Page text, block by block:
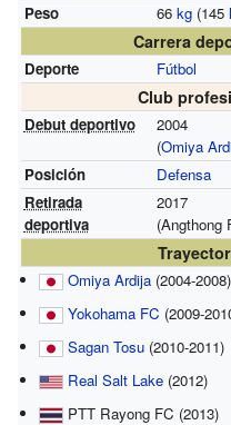
Peso
66 kg(145
Carrera
Deporte Fútbol
Club
Debut deportivo
2004
(Omiya
Posición
Defensa
Retirada
deportiva
2017
(Angthong
Omiya Ardija (2004-2008)
Yokohama FC (2009-
Sagan Tosu (2010-2011)
Real Salt Lake (2012)
PTT Rayong FC (2013)